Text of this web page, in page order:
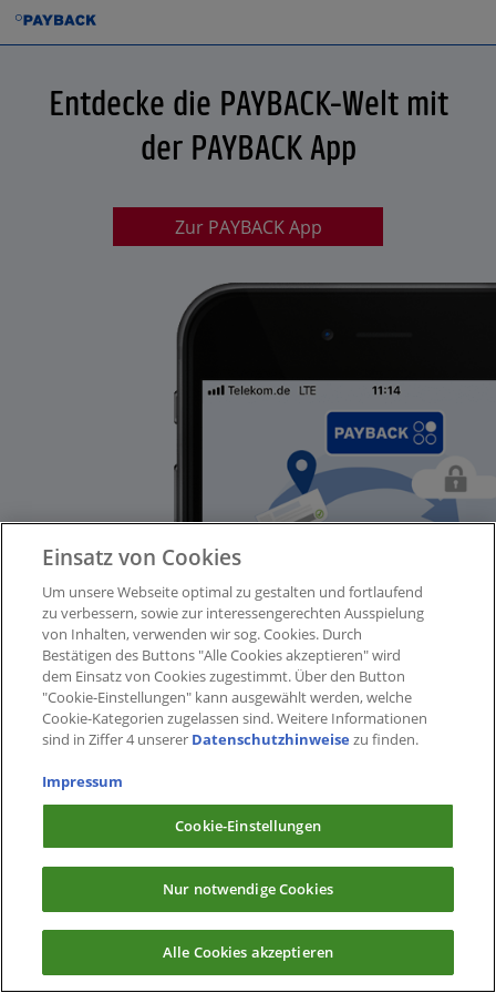
Entdecke die PAYBACK-Welt mit
der PAYBACK App
Zur PAYBACK App
Einsatz von Cookies
Um unsere Webseite optimal zu gestalten und fortlaufend
zu verbessern, sowie zur interessengerechten Ausspielung
von Inhalten, verwenden wir sog. Cookies. Durch
Bestätigen des Buttons "Alle Cookies akzeptieren" wird
dem Einsatz von Cookies zugestimmt. Über den Button
"Cookie-Einstellungen" kann ausgewählt werden, welche
Cookie-Kategorien zugelassen sind. Weitere Informationen
sind in Ziffer 4 unserer Datenschutzhinweise zu finden.
Impressum
Cookie-Einstellungen
Nur notwendige Cookies
Alle Cookies akzeptieren